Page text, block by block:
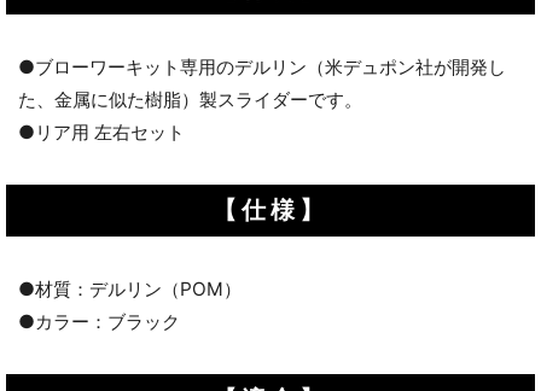
●ブローワーキット専用のデルリン（米デュポン社が開発し
た、金属に似た樹脂）製スライダーです。
●リア用 左右セット
【仕様】
●材質：デルリン（POM）
●カラー：ブラック